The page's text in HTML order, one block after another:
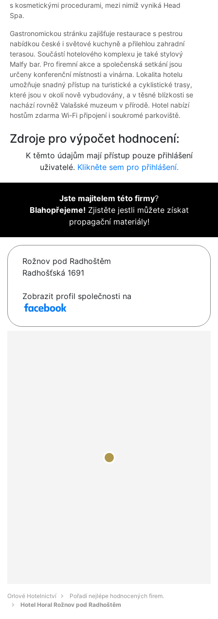
s kosmetickými procedurami, mezi nimiž vyniká Head
Spa.
Gastronomickou stránku zajišťuje restaurace s pestrou
nabídkou české i světové kuchyně a přilehlou zahradní
terasou. Součástí hotelového komplexu je také stylový
Malfy bar. Pro firemní akce a společenská setkání jsou
určeny konferenční místnosti a vinárna. Lokalita hotelu
umožňuje snadný přístup na turistické a cyklistické trasy,
které jsou v okolí nově vybudovány, a v těsné blízkosti se
nachází rovněž Valašské muzeum v přírodě. Hotel nabízí
hostům zdarma Wi-Fi připojení i soukromé parkoviště.
Zdroje pro výpočet hodnocení:
K těmto údajům mají přístup pouze přihlášení
uživatelé. Klikněte sem pro přihlášení.
Jste majitelem této firmy?
Blahopřejeme! Zjistěte jestli můžete získat
propagační materiály!
Rožnov pod Radhoštěm
Radhošťská 1691
Zobrazit profil společnosti na
Orlové Hotelnictví
Pořadí nejlépe hodnocených firem.
Hotel Horal Rožnov pod Radhoštěm